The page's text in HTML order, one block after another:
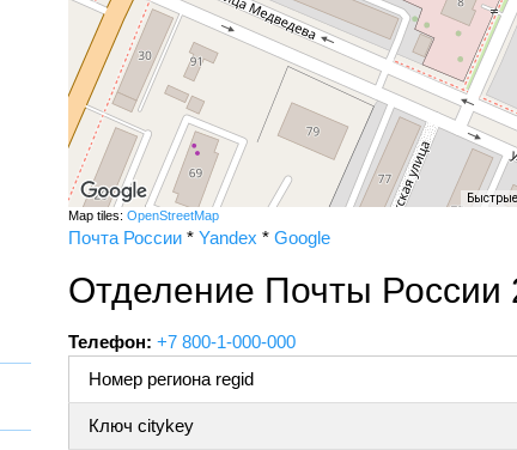
Map tiles: OpenStreetMap
Почта России * Yandex * Google
Отделение Почты России
Телефон: +7 800-1-000-000
Номер региона regid
Ключ citykey